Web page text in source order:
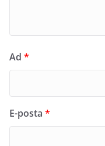
Ad *
E-posta *